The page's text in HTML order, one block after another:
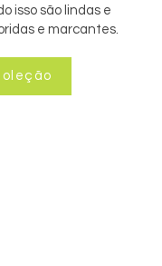
isso são lindas e
e marcantes.